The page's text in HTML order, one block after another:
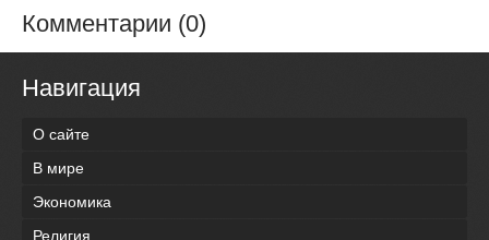
Комментарии (0)
Навигация
О сайте
В мире
Экономика
Религия